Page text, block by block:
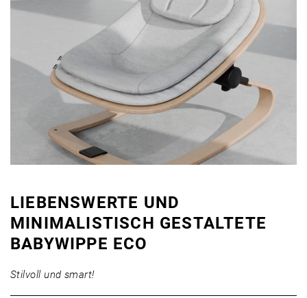
LIEBENSWERTE UND
MINIMALISTISCH GESTALTETE
BABYWIPPE ECO
Stilvoll und smart!